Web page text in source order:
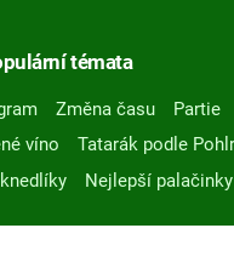
témata
Změna času Partie
víno Tatarák podle
Nejlepší palačinky